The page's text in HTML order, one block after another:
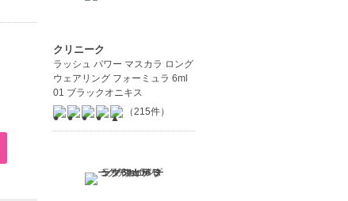
クリニーク
ラッシュ パワー マスカラ ロング
ウェアリング フォーミュラ 6ml
01 ブラックオニキス
（215件）